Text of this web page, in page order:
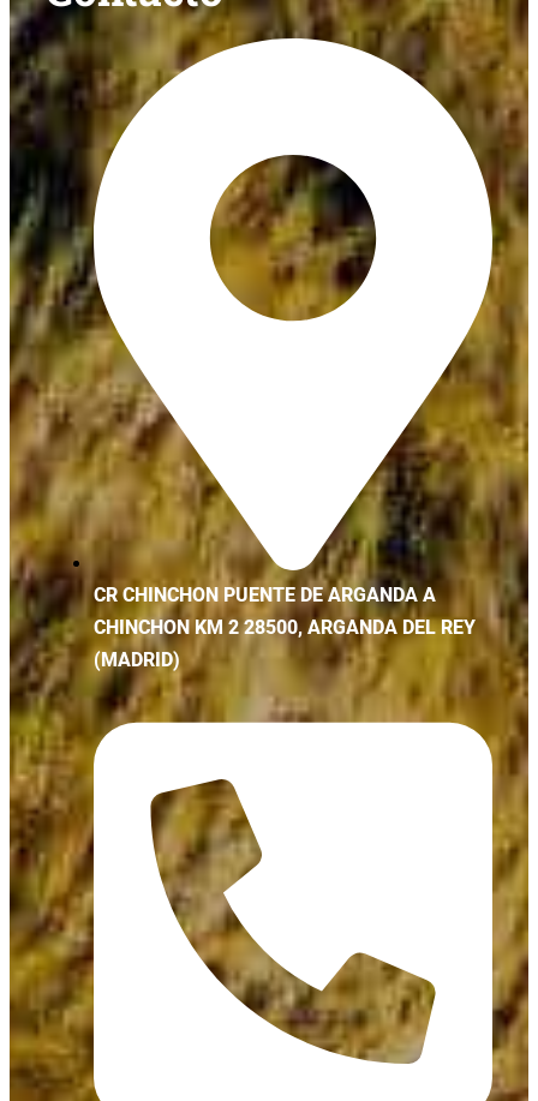
CR CHINCHON PUENTE DE ARGANDA A
CHINCHON KM 2 28500, ARGANDA DEL REY
(MADRID)